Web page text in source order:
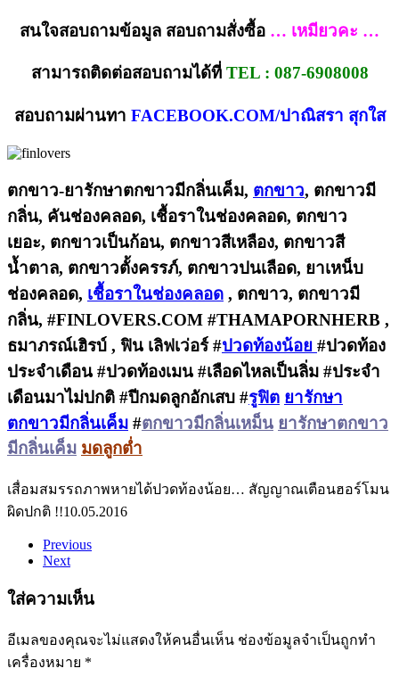
สนใจสอบถามข้อมูล สอบถามสั่งซื้อ … เหมียวคะ …
สามารถติดต่อสอบถามได้ที่ TEL : 087-6908008
สอบถามผ่านทา FACEBOOK.COM/ปาณิสรา สุกใส
ตกขาว-ยารักษาตกขาวมีกลิ่นเค็ม, ตกขาว, ตกขาวมี
กลิ่น, คันช่องคลอด, เชื้อราในช่องคลอด, ตกขาว
เยอะ, ตกขาวเป็นก้อน, ตกขาวสีเหลือง, ตกขาวสี
น้ำตาล, ตกขาวตั้งครรภ์, ตกขาวปนเลือด, ยาเหน็บ
ช่องคลอด, เชื้อราในช่องคลอด , ตกขาว, ตกขาวมี
กลิ่น, #FINLOVERS.COM #THAMAPORNHERB ,
ธมาภรณ์เฮิรบ์ , ฟิน เลิฟเว่อร์ #ปวดท้องน้อย #ปวดท้อง
ประจำเดือน #ปวดท้องเมน #เลือดไหลเป็นลิ่ม #ประจำ
เดือนมาไม่ปกติ #ปีกมดลูกอักเสบ #รูฟิต ยารักษา
ตกขาวมีกลิ่นเค็ม #ตกขาวมีกลิ่นเหม็น ยารักษาตกขาว
มีกลิ่นเค็ม มดลูกต่ำ
เสื่อมสมรรถภาพหายได้ปวดท้องน้อย… สัญญาณเตือนฮอร์โมน
ผิดปกติ !!10.05.2016
Previous
Next
ใส่ความเห็น
อีเมลของคุณจะไม่แสดงให้คนอื่นเห็น ช่องข้อมูลจำเป็นถูกทำ
เครื่องหมาย *